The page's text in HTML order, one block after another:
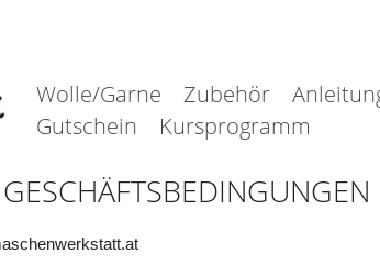
Wolle/Garne Zubehör
Gutschein
Kursprogramm